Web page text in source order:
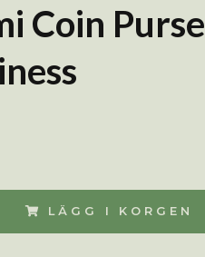
Coin Purse
LÄGG I KORGEN